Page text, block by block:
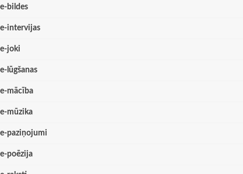
e-bildes
e-intervijas
e-joki
e-lūgšanas
e-mācība
e-mūzika
e-paziņojumi
e-poēzija